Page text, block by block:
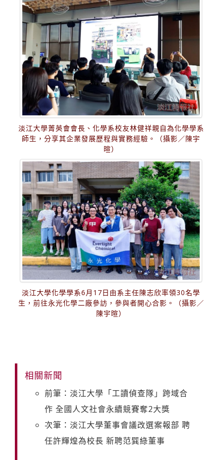
淡江大學菁英會會長、化學系校友林健祥親自為化學學系
師生，分享其企業發展歷程與實務經驗。（攝影／陳宇
暄）
淡江大學化學學系6月17日由系主任陳志欣率領30名學
生，前往永光化學二廠參訪，參與者開心合影。（攝影／
陳宇暄）
相關新聞
前筆：淡江大學「工讀偵查隊」跨域合
作 全國人文社會永續競賽奪2大獎
次筆：淡江大學董事會議改選案報部 聘
任許輝煌為校長 新聘范巽綠董事